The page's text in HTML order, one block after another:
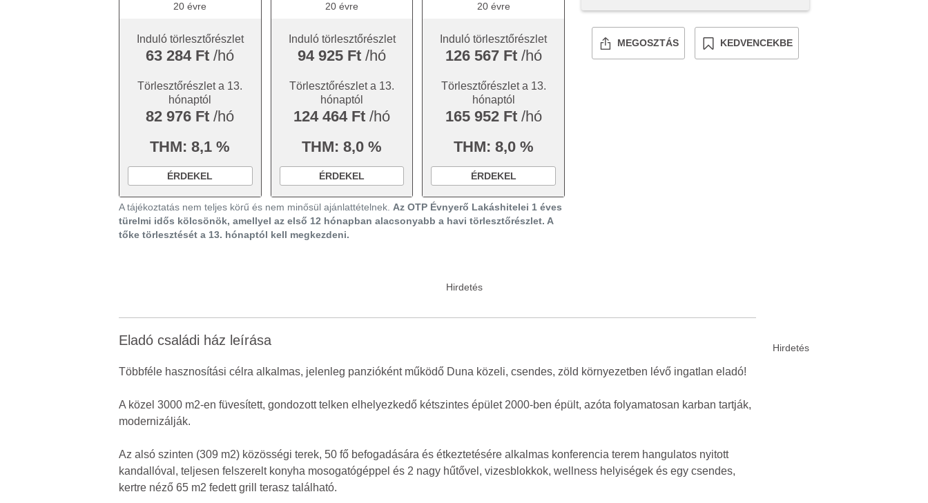
20 évre
Induló törlesztőrészlet
63 284 Ft/hó
Törlesztőrészlet a 13.
hónaptól
82 976 Ft/hó
THM: 8,1 %
ÉRDEKEL
20 évre
Induló törlesztőrészlet
94 925 Ft /hó
Törlesztőrészlet a 13.
hónaptól
124 464 Ft /hó
THM: 8,0 %
ÉRDEKEL
20 évre
Induló törlesztőrészlet
126 567 Ft /hó
Törlesztőrészlet a 13.
hónaptól
165 952 Ft /hó
THM: 8,0 %
ÉRDEKEL
A tájékoztatás nem teljes körű és nem minősül ajánlattételnek. Az OTP Évnyerő Lakáshitelei 1 éves
türelmi idős kölcsönök, amellyel az első 12 hónapban alacsonyabb a havi törlesztőrészlet. A
tőke törlesztését a 13. hónaptól kell megkezdeni.
MEGOSZTÁS KEDVENCEKBE
Eladó családi ház leírása
Többféle hasznosítási célra alkalmas, jelenleg panzióként működő Duna közeli, csendes, zöld környezetben lévő ingatlan eladó!
A közel 3000 m2-en füvesített, gondozott telken elhelyezkedő kétszintes épület 2000-ben épült, azóta folyamatosan karban tartják,
modernizálják.
Az alsó szinten (309 m2) közösségi terek, 50 fő befogadására és étkeztetésére alkalmas konferencia terem hangulatos nyitott
kandallóval, teljesen felszerelt konyha mosogatógéppel és 2 nagy hűtővel, vizesblokkok, wellness helyiségek és egy csendes,
kertre néző 65 m2 fedett grill terasz található.